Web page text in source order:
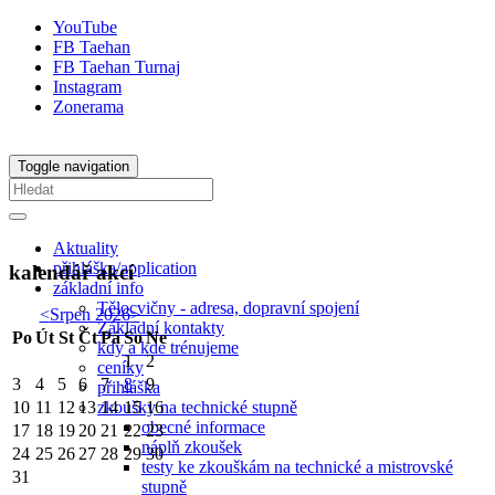
YouTube
FB Taehan
FB Taehan Turnaj
Instagram
Zonerama
Toggle navigation
Aktuality
přihláška/application
základní info
Tělocvičny - adresa, dopravní spojení
Základní kontakty
kdy a kde trénujeme
ceníky
přihláška
zkoušky na technické stupně
obecné informace
náplň zkoušek
testy ke zkouškám na technické a mistrovské
stupně
kalendář akcí
<Srpen 2026>
PoÚt St ČtPáSoNe
1
2
3
4 5 6 7 8
9
10 11 1213 14 15 16
17 18 1920 21 22 23
24 25 2627 28 29 30
31